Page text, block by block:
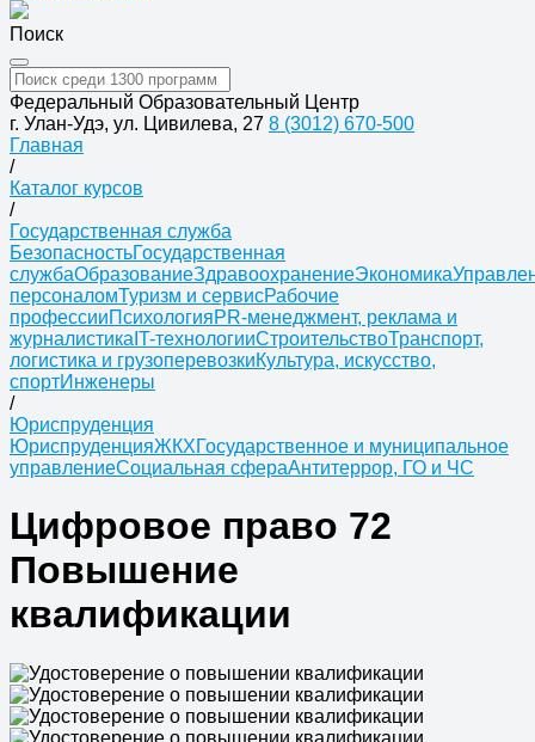
Поиск
Федеральный Образовательный Центр
г. Улан-Удэ, ул. Цивилева, 27 8 (3012) 670-500
Главная
/
Каталог курсов
/
Государственная служба
БезопасностьГосударственная
службаОбразованиеЗдравоохранениеЭкономика
персоналомТуризм и сервисРабочие
профессииПсихологияPR-менеджмент, реклама и
журналистика IT-технологииСтроительствоТранспорт,
логистика и грузоперевозкиКультура, искусство,
спортИнженеры
/
Юриспруденция
ЮриспруденцияЖКХГосударственное и муниципальное
управлениеСоциальная сфераАнтитеррор, ГО и ЧС
Цифровое право 72
Повышение
квалификации